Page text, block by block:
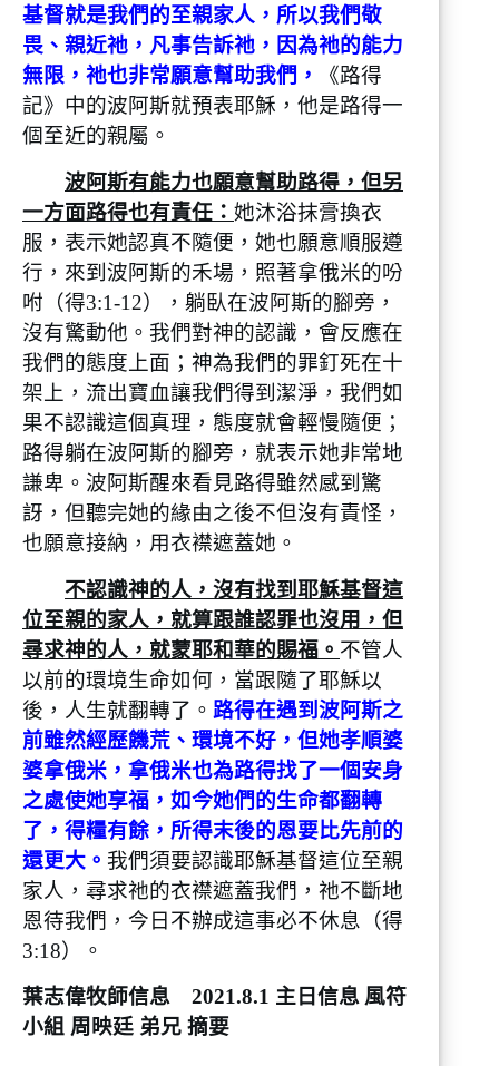
基督就是我們的至親家人，所以我們敬
畏、親近祂，凡事告訴祂，因為祂的能力
無限，祂也非常願意幫助我們，
《路得
記》中的波阿斯就預表耶穌，他是路得一
個至近的親屬。
波阿斯有能力也願意幫助路得，但另
一方面路得也有責任： 她沐浴抹膏換衣
服，表示她認真不隨便，她也願意順服遵
行，來到波阿斯的禾場，照著拿俄米的吩
咐（得3:1-12），躺臥在波阿斯的腳旁，
沒有驚動他。我們對神的認識，會反應在
我們的態度上面；神為我們的罪釘死在十
架上，流出寶血讓我們得到潔淨，我們如
果不認識這個真理，態度就會輕慢隨便；
路得躺在波阿斯的腳旁，就表示她非常地
謙卑。波阿斯醒來看見路得雖然感到驚
訝，但聽完她的緣由之後不但沒有責怪，
也願意接納，用衣襟遮蓋她。
不認識神的人，沒有找到耶穌基督這
位至親的家人，就算跟誰認罪也沒用，但
尋求神的人，就蒙耶和華的賜福。 不管人
以前的環境生命如何，當跟隨了耶穌以
後，人生就翻轉了。 路得在遇到波阿斯之
前雖然經歷饑荒、環境不好，但她孝順婆
婆拿俄米，拿俄米也為路得找了一個安身
之處使她享福，如今她們的生命都翻轉
了，得糧有餘，所得末後的恩要比先前的
還更大。 我們須要認識耶穌基督這位至親
家人，尋求祂的衣襟遮蓋我們，祂不斷地
恩待我們，今日不辦成這事必不休息（得
3:18）。
葉志偉牧師信息 2021.8.1 主日信息 風符
小組 周映廷 弟兄 摘要